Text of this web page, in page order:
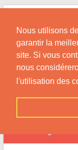
Nous utilisons
garantir la
site. Si vous
nous
l'utilisation des
Skip
content
Conseils et Infos
Africaine !